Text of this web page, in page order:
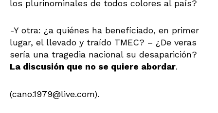
los plurinominales de todos colores al país?
-Y otra: ¿a quiénes ha beneficiado, en primer
lugar, el llevado y traído TMEC? – ¿De veras
sería una tragedia nacional su desaparición?
La discusión que no se quiere abordar.
(cano.1979@live.com).